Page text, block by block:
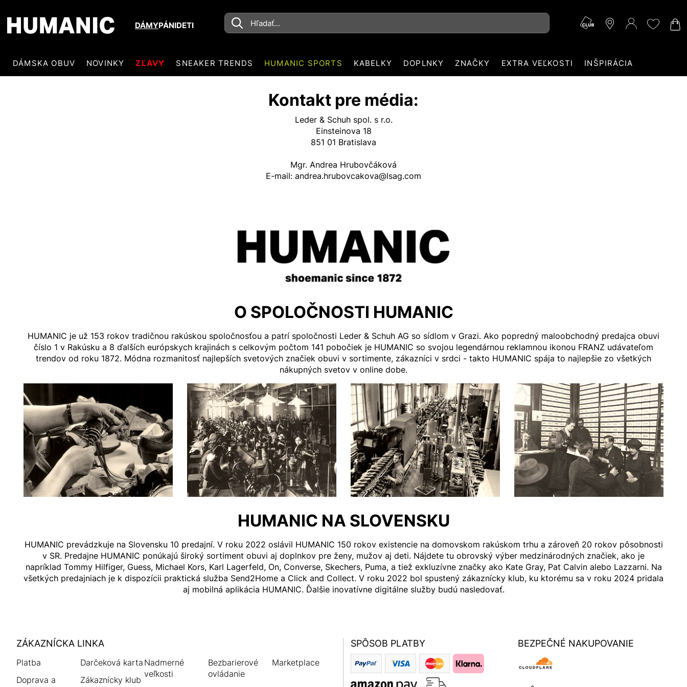
DÁMYPÁNIDETI
DÁMSKA OBUV NOVINKY ZĽAVY SNEAKER TRENDS HUMANIC SPORTS KABELKY DOPLNKY ZNAČKY EXTRA VEĽKOSTI INŠPIRÁCIA
Kontakt pre média:
Leder & Schuh spol. s r.o.
Einsteinova 18
851 01 Bratislava
Mgr. Andrea Hrubovčáková
E-mail: andrea.hrubovcakova@lsag.com
O SPOLOČNOSTI HUMANIC
HUMANIC je už 153 rokov tradičnou rakúskou spoločnosťou a patrí spoločnosti Leder & Schuh AG so sídlom v Grazi. Ako popredný maloobchodný predajca obuvi
číslo 1 v Rakúsku a 8 ďalších európskych krajinách s celkovým počtom 141 pobočiek je HUMANIC so svojou legendárnou reklamnou ikonou FRANZ udávateľom
trendov od roku 1872. Módna rozmanitosť najlepších svetových značiek obuvi v sortimente, zákazníci v srdci - takto HUMANIC spája to najlepšie zo všetkých
nákupných svetov v online dobe.
HUMANIC NA SLOVENSKU
HUMANIC prevádzkuje na Slovensku 10 predajní. V roku 2022 oslávil HUMANIC 150 rokov existencie na domovskom rakúskom trhu a zároveň 20 rokov pôsobnosti
v SR. Predajne HUMANIC ponúkajú široký sortiment obuvi aj doplnkov pre ženy, mužov aj deti. Nájdete tu obrovský výber medzinárodných značiek, ako je
napríklad Tommy Hilfiger, Guess, Michael Kors, Karl Lagerfeld, On, Converse, Skechers, Puma, a tiež exkluzívne značky ako Kate Gray, Pat Calvin alebo Lazzarni. Na
všetkých predajniach je k dispozícii praktická služba Send2Home a Click and Collect. V roku 2022 bol spustený zákaznícky klub, ku ktorému sa v roku 2024 pridala
aj mobilná aplikácia HUMANIC. Ďalšie inovatívne digitálne služby budú nasledovať.
HUMANIC
Footer
ZÁKAZNÍCKA LINKA
Platba
Doprava a
Darčeková karta
Zákaznícky klub
Nadmerné
veľkosti
Bezbarierové
ovládanie
Marketplace
SPÔSOB PLATBY BEZPEČNÉ NAKUPOVANIE